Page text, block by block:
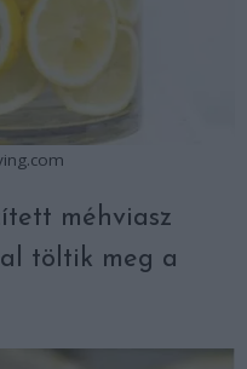
méhviasz
töltik meg a